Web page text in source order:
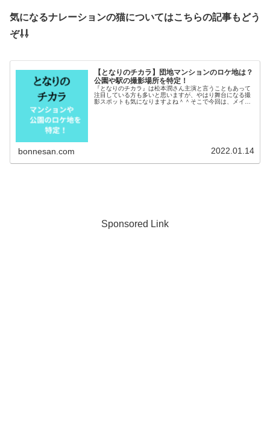
気になるナレーションの猫についてはこちらの記事もどう
ぞ⇩⇩
【となりのチカラ】団地マンションのロケ地は？
公園や駅の撮影場所を特定！
『となりのチカラ』は松本潤さん主演と言うこともあって
注目している方も多いと思いますが、やはり舞台になる撮
影スポットも気になりますよね＾＾そこで今回は、メイン
bonnesan.com 2022.01.14
Sponsored Link